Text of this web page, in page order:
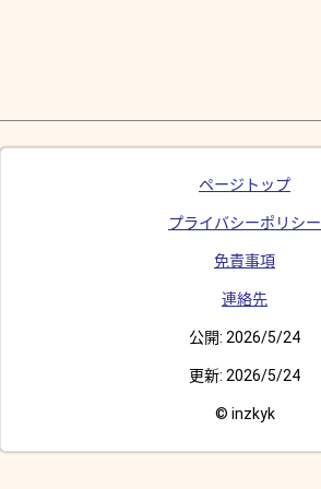
ページトップ
プライバシーポリシー
免責事項
連絡先
公開: 2026/5/24
更新: 2026/5/24
© inzkyk